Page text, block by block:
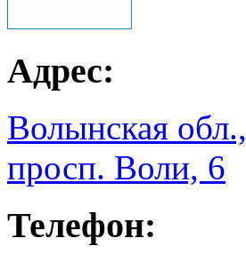
Адрес:
Волынская
просп. Воли, 6
Телефон: